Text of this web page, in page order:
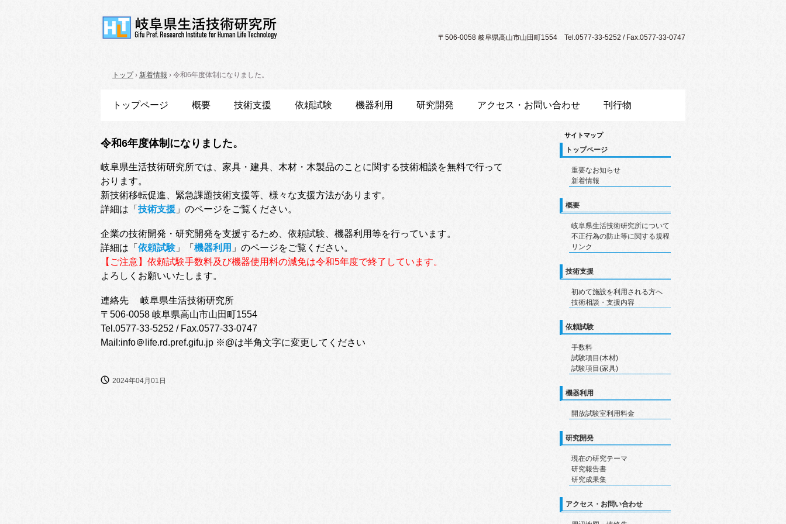
〒506-0058 岐阜県高山市山田町1554 Tel.0577-33-5252 / Fax.0577-33-0747
トップ › 新着情報 › 令和6年度体制になりました。
トップページ 概要 技術支援 依頼試験 機器利用 研究開発 アクセス・お問い合わせ 刊行物
令和6年度体制になりました。
岐阜県生活技術研究所では、家具・建具、木材・木製品のことに関する技術相談を無料で行って
おります。
新技術移転促進、緊急課題技術支援等、様々な支援方法があります。
詳細は「 技術支援 」のページをご覧ください。
企業の技術開発・研究開発を支援するため、依頼試験、機器利用等を行っています。
詳細は「 依頼試験」「 機器利用 」のページをご覧ください。
【ご注意】依頼試験手数料及び機器使用料の減免は令和5年度で終了しています。
よろしくお願いいたします。
連絡先 岐阜県生活技術研究所
〒506-0058 岐阜県高山市山田町1554
Tel.0577-33-5252 / Fax.0577-33-0747
Mail:info＠life.rd.pref.gifu.jp ※@は半角文字に変更してください
2024年04月01日
サイトマップ
トップページ
重要なお知らせ
新着情報
概要
岐阜県生活技術研究所について
不正行為の防止等に関する規程
リンク
技術支援
初めて施設を利用される方へ
技術相談・支援内容
依頼試験
手数料
試験項目(木材)
試験項目(家具)
機器利用
開放試験室利用料金
研究開発
現在の研究テーマ
研究報告書
研究成果集
アクセス・お問い合わせ